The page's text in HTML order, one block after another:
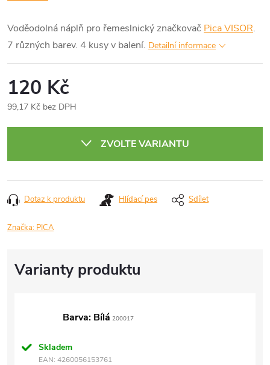
Voděodolná náplň pro řemeslnický značkovač Pica VISOR.
7 různých barev. 4 kusy v balení. Detailní informace
120 Kč
99,17 Kč bez DPH
ZVOLTE VARIANTU
Dotaz k produktu Hlídací pes Sdílet
Značka: PICA
Barva: Bílá 200017
Skladem
EAN: 4260056153761